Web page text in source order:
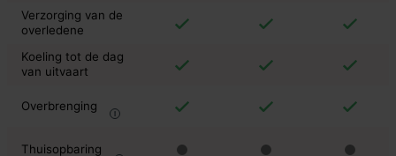
Verzorging van de
overledene
Koeling tot de dag
van uitvaart
Overbrenging
Thuisopbaring